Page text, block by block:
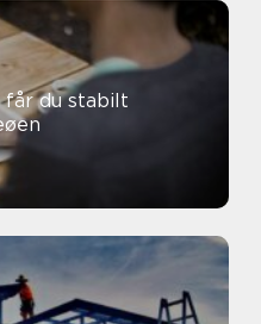
får du stabilt